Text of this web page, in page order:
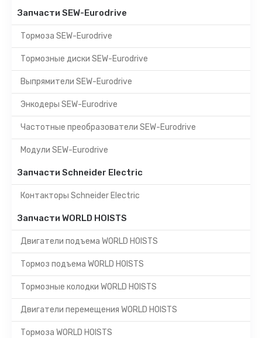
Запчасти SEW-Eurodrive
Тормоза SEW-Eurodrive
Тормозные диски SEW-Eurodrive
Выпрямители SEW-Eurodrive
Энкодеры SEW-Eurodrive
Частотные преобразователи SEW-Eurodrive
Модули SEW-Eurodrive
Запчасти Schneider Electric
Контакторы Schneider Electric
Запчасти WORLD HOISTS
Двигатели подъема WORLD HOISTS
Тормоз подъема WORLD HOISTS
Тормозные колодки WORLD HOISTS
Двигатели перемещения WORLD HOISTS
Тормоза WORLD HOISTS